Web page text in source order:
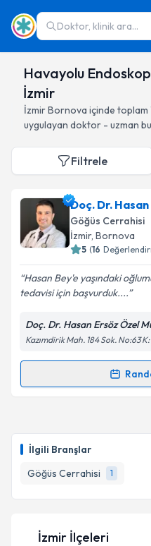
Doktor, klinik ara...
Havayolu
İzmir
İzmirBornova içinde toplam
uygulayan doktor - uzman
İlgili Branşlar
Göğüs Cerrahisi
1
Filtrele
Doç. Dr.
Göğüs Cerrahisi
İzmir, Bornova
5 (16
Hasan Bey'e yaşındaki
tedavisi için başvurduk....
Doç. Dr. Hasan Ersöz Özel
Kazımdirik Mah. 184 Sok. No:63
Randevu Takvimi
takvim
E-posta Adresiniz
İzmir İlçeleri